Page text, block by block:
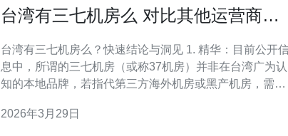
台湾有三七机房么 对比其他运营商的
台湾有三七机房么？快速结论与洞见 1. 精华：目前公开信
息中，所谓的三七机房（或称37机房）并非在台湾广为认
知的本地品牌，若指代第三方海外机房或黑产机房，需谨
—中华电信、台湾大哥大、远传相比，第三方“机房”在价格
2026年3月29日